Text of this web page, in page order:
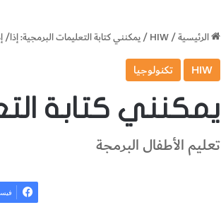
الرئيسية/
HIW
/يمكنني كتابة التعليمات البرمجية: إذا/
HIW تكنولوجيا
يمكنني كتابة
تعليم الأطفال البرمجة